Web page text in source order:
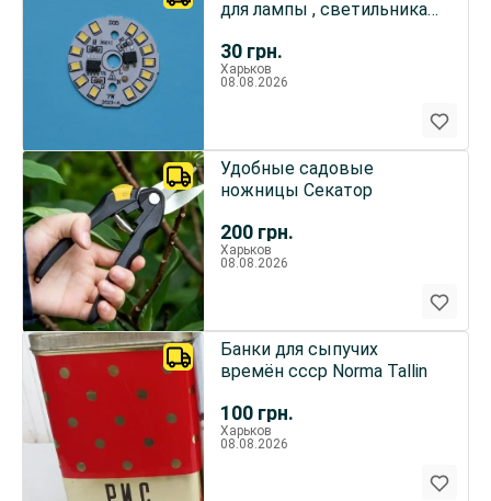
30 грн.
для лампы , светильника
Харьков
08.08.2026
200 грн.
Удобные садовые
ножницы Секатор
Харьков
08.08.2026
100 грн.
Банки для сыпучих
времён ссср Norma Tallin
Харьков
08.08.2026